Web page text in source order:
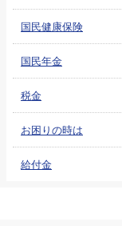
国民健康保険
国民年金
税金
お困りの時は
給付金